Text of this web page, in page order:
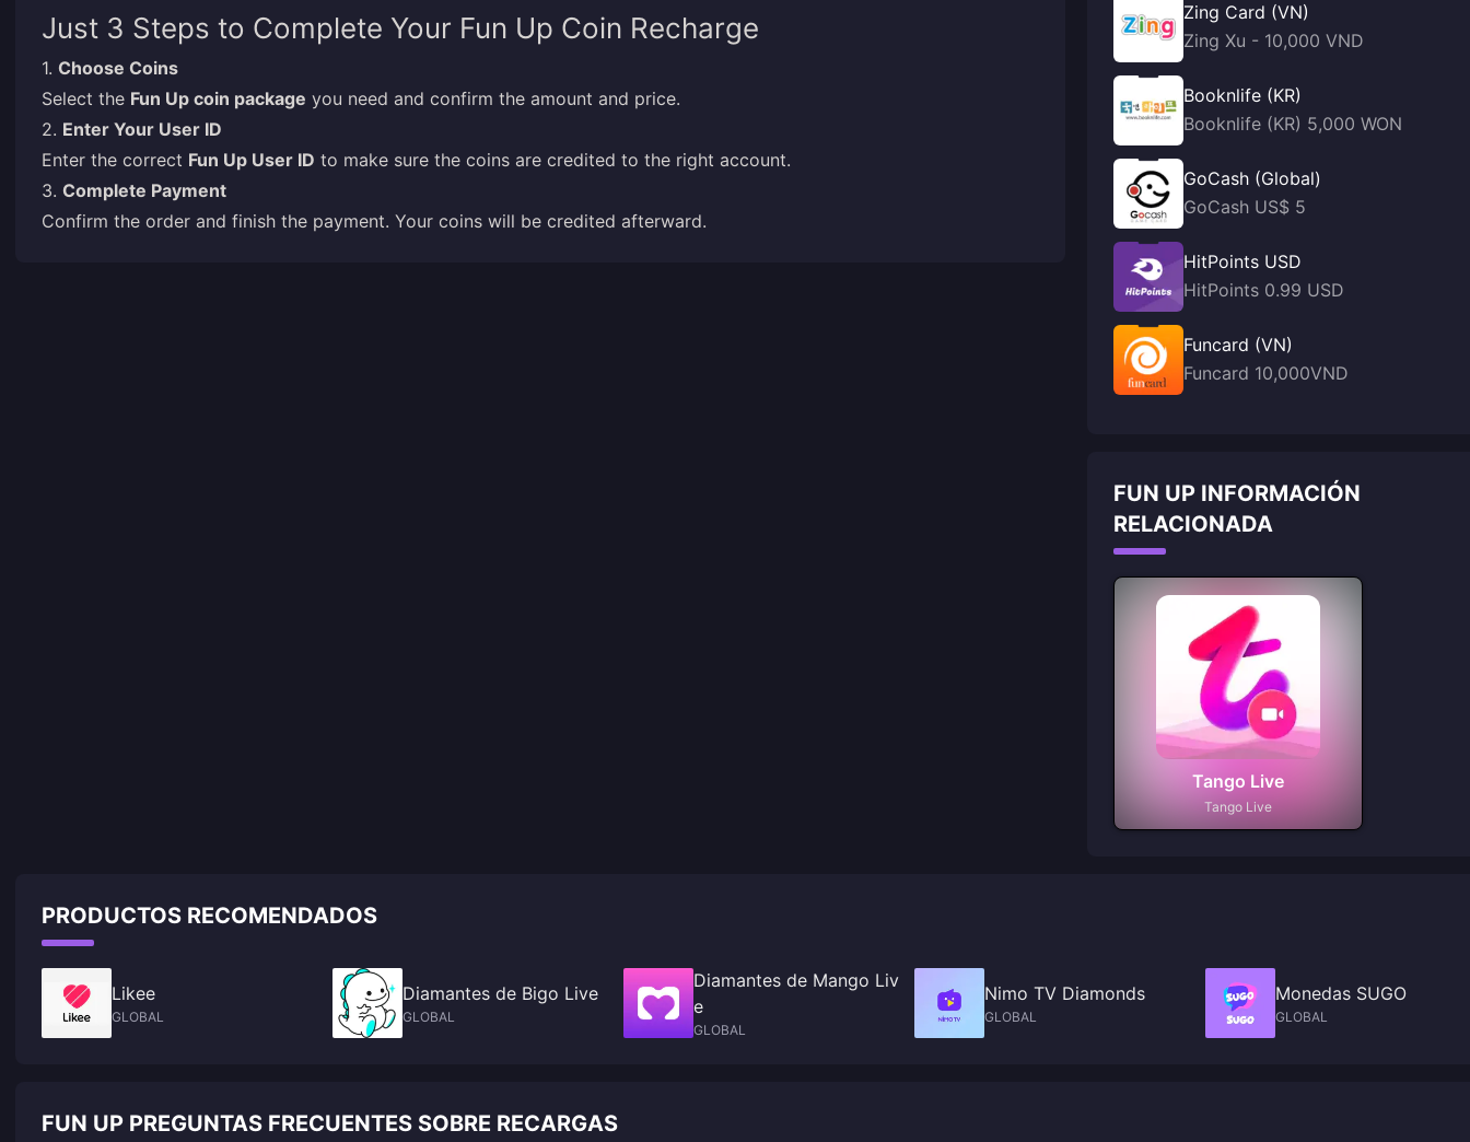
Just 3 Steps to Complete Your Fun Up Coin Recharge
1. Choose Coins
Select the Fun Up coin package you need and confirm the amount and price.
2. Enter Your User ID
Enter the correct Fun Up User ID to make sure the coins are credited to the right account.
3. Complete Payment
Confirm the order and finish the payment. Your coins will be credited afterward.
Zing Card (VN)
Zing Xu - 10,000 VND
Booknlife (KR)
Booknlife (KR) 5,000 WON
GoCash (Global)
GoCash US$ 5
HitPoints USD
HitPoints 0.99 USD
Funcard (VN)
Funcard 10,000VND
FUN UP INFORMACIÓN
RELACIONADA
Tango Live
Tango Live
PRODUCTOS RECOMENDADOS
Likee
GLOBAL
Diamantes de Bigo Live
GLOBAL
Diamantes de Mango Liv
e
GLOBAL
Nimo TV Diamonds
GLOBAL
Monedas SUGO
GLOBAL
FUN UP PREGUNTAS FRECUENTES SOBRE RECARGAS